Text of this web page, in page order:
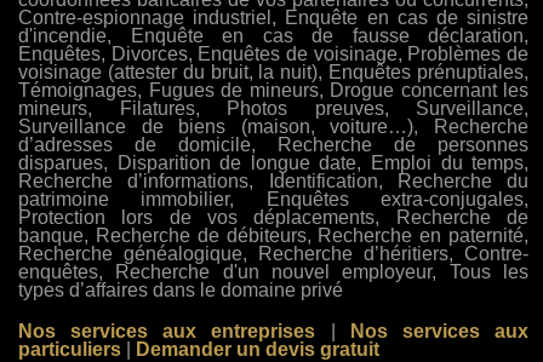
Contre-espionnage industriel, Enquête en cas de sinistre
d'incendie, Enquête en cas de fausse déclaration,
Enquêtes, Divorces, Enquêtes de voisinage, Problèmes de
voisinage (attester du bruit, la nuit), Enquêtes prénuptiales,
Témoignages, Fugues de mineurs, Drogue concernant les
mineurs, Filatures, Photos preuves, Surveillance,
Surveillance de biens (maison, voiture…), Recherche
d’adresses de domicile, Recherche de personnes
disparues, Disparition de longue date, Emploi du temps,
Recherche d’informations, Identification, Recherche du
patrimoine immobilier, Enquêtes extra-conjugales,
Protection lors de vos déplacements, Recherche de
banque, Recherche de débiteurs, Recherche en paternité,
Recherche généalogique, Recherche d’héritiers, Contre-
enquêtes, Recherche d'un nouvel employeur, Tous les
types d’affaires dans le domaine privé
Nos services aux entreprises
Nos services aux
particuliers
Demander un devis gratuit